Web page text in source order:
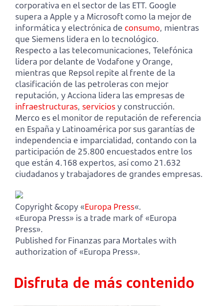
corporativa en el sector de las ETT. Google
supera a Apple y a Microsoft como la mejor de
informática y electrónica de consumo, mientras
que Siemens lidera en lo tecnológico.
Respecto a las telecomunicaciones, Telefónica
lidera por delante de Vodafone y Orange,
mientras que Repsol repite al frente de la
clasificación de las petroleras con mejor
reputación, y Acciona lidera las empresas de
infraestructuras, serviciosy construcción.
Merco es el monitor de reputación de referencia
en España y Latinoamérica por sus garantías de
independencia e imparcialidad, contando con la
participación de 25.800 encuestados entre los
que están 4.168 expertos, así como 21.632
ciudadanos y trabajadores de grandes empresas.
Copyright &copy «Europa Press«.
«Europa Press» is a trade mark of «Europa
Press».
Published for Finanzas para Mortales with
authorization of «Europa Press».
Disfruta de más contenido